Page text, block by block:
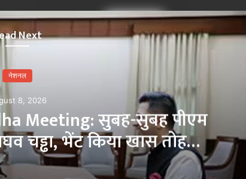
Next
नेशनल
8, 2026
Meeting: सुबह-सुबह पीएम
चड्ढा, भेंट किया खास तोहफा;
याद रखूंगा’
×